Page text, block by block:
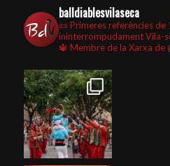
balldiablesvilaseca
📜 Primeres referències de
ininterrompudament Vila-
🔱 Membre de la Xarxa de